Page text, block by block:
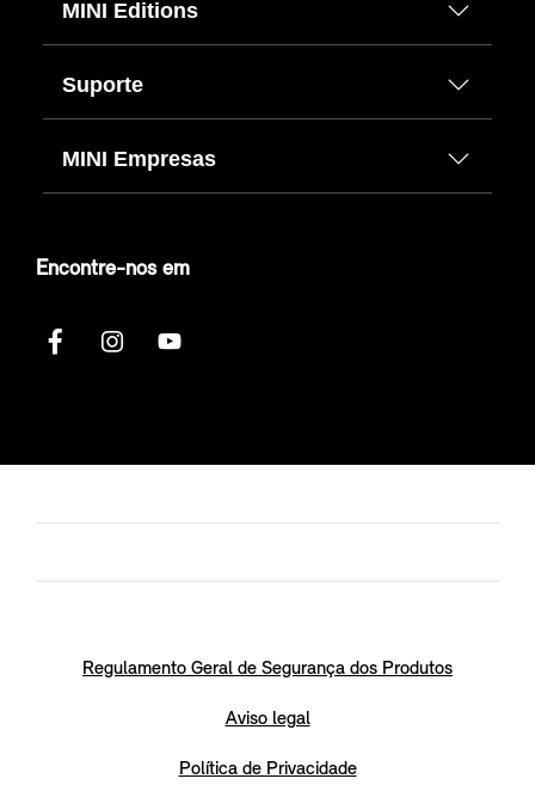
MINI Editions
Suporte
MINI Empresas
Encontre-nos em
Regulamento Geral de Segurança dos Produtos
Aviso legal
Política de Privacidade